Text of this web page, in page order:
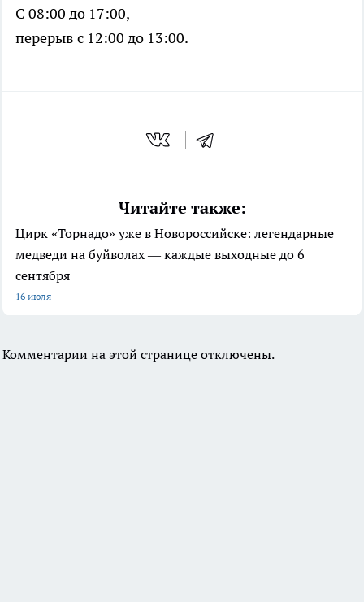
С 08:00 до 17:00,
перерыв с 12:00 до 13:00.
Читайте также:
Цирк «Торнадо» уже в Новороссийске: легендарные
медведи на буйволах — каждые выходные до 6
сентября
16 июля
Комментарии на этой странице отключены.